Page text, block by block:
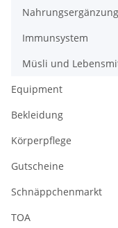
Nahrungsergänzung
Immunsystem
Müsli und
Equipment
Bekleidung
Körperpflege
Gutscheine
Schnäppchenmarkt
TOA